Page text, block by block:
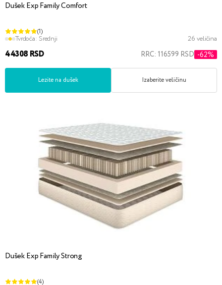
Dušek Exp Family Comfort
(1)
Tvrdoća: Srednji 26 veličina
44308 RSD RRC: 116599 RSD -62%
Lezite na dušek Izaberite veličinu
Dušek Exp Family Strong
(4)